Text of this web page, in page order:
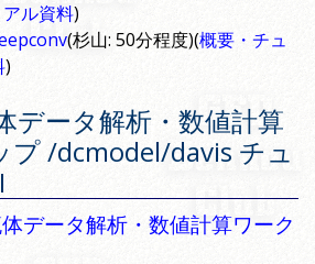
ル資料)
(杉山: 50分程度)(概要・チュ
)
データ解析・数値計算
プ /dcmodel/davis チュ
データ解析・数値計算ワーク